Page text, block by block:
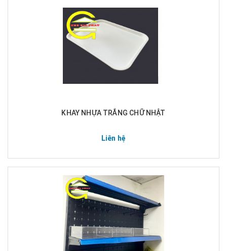
KHAY NHỰA TRẮNG CHỮ NHẬT
Liên hệ